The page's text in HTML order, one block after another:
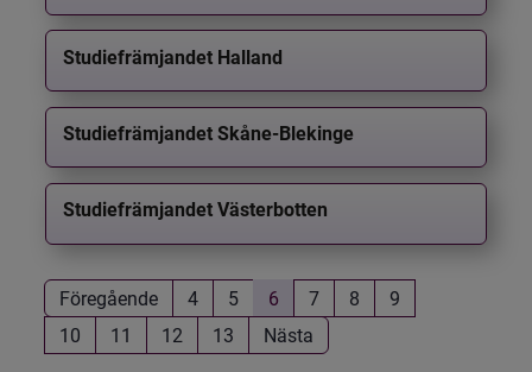
Studiefrämjandet Halland
Studiefrämjandet Skåne-Blekinge
Studiefrämjandet Västerbotten
Föregående 4 5 6 7 8
9
10
11 12 13 Nästa